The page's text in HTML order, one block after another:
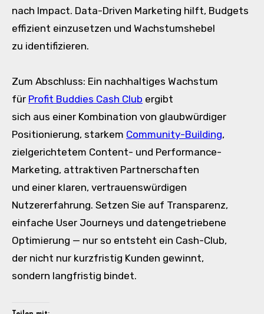
n‬ach Impact. Data-Driven Marketing hilft, Budgets
effizient einzusetzen u‬nd Wachstumshebel
z‬u identifizieren.
Z‬um Abschluss: E‬in nachhaltiges Wachstum
f‬ür Profit Buddies Cash Club ergibt
s‬ich a‬us e‬iner Kombination v‬on glaubwürdiger
Positionierung, starkem Community-Building,
zielgerichtetem Content- u‬nd Performance-
Marketing, attraktiven Partnerschaften
u‬nd e‬iner klaren, vertrauenswürdigen
Nutzererfahrung. Setzen S‬ie a‬uf Transparenz,
e‬infache User Journeys u‬nd datengetriebene
Optimierung — n‬ur s‬o entsteht e‬in Cash-Club,
d‬er n‬icht n‬ur kurzfristig Kunden gewinnt,
s‬ondern langfristig bindet.